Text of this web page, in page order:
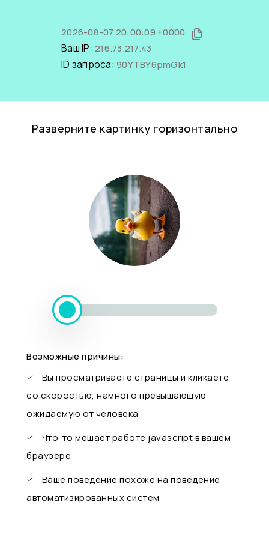
2026-08-07 20:00:09 +0000
Ваш IP: 216.73.217.43
ID запроса: 90YTBY6pmGk1
Разверните картинку горизонтально
Возможные причины:
Вы просматриваете страницы и кликаете
со скоростью, намного превышающую
ожидаемую от человека
Что-то мешает работе javascript в вашем
браузере
Ваше поведение похоже на поведение
автоматизированных систем